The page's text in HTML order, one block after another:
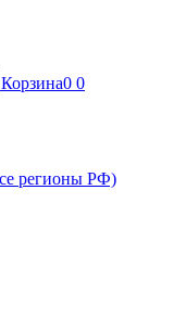
Корзина0 0
регионы РФ)